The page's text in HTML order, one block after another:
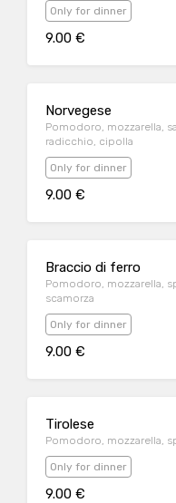
Only for dinner
9.00 €
Norvegese
Pomodoro, mozzarella,
radicchio, cipolla
Only for dinner
9.00 €
Braccio di ferro
Pomodoro, mozzarella,
scamorza
Only for dinner
9.00 €
Tirolese
Pomodoro, mozzarella,
Only for dinner
9.00 €